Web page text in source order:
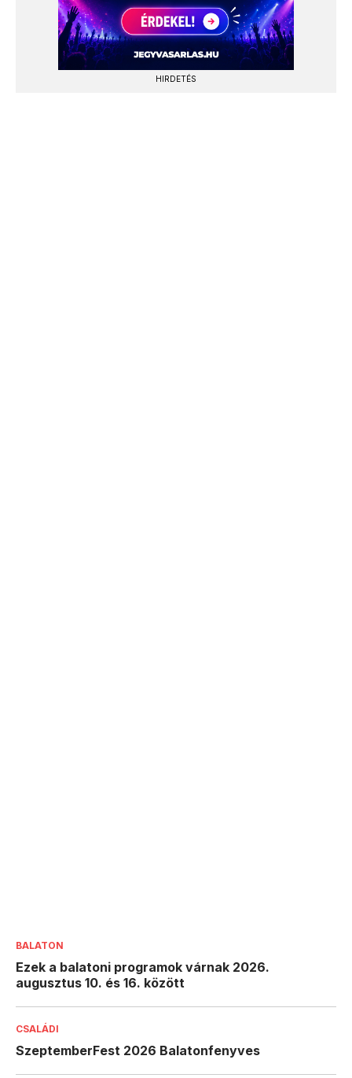
HIRDETÉS
BALATON
Ezek a balatoni programok várnak 2026.
augusztus 10. és 16. között
CSALÁDI
SzeptemberFest 2026 Balatonfenyves